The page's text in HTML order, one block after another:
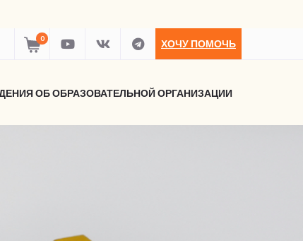
0 ХОЧУ ПОМОЧЬ
ОБ ОБРАЗОВАТЕЛЬНОЙ ОРГАНИЗАЦИИ